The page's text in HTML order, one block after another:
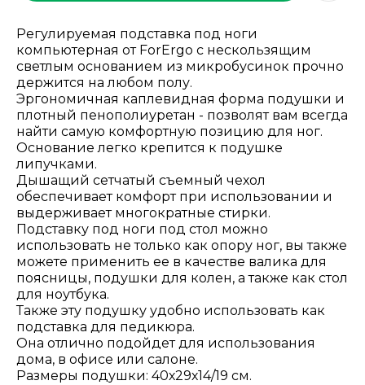
Регулируемая подставка под ноги
компьютерная от ForErgo с нескользящим
светлым основанием из микробусинок прочно
держится на любом полу.
Эргономичная каплевидная форма подушки и
плотный пенополиуретан - позволят вам всегда
найти самую комфортную позицию для ног.
Основание легко крепится к подушке
липучками.
Дышащий сетчатый съемный чехол
обеспечивает комфорт при использовании и
выдерживает многократные стирки.
Подставку под ноги под стол можно
использовать не только как опору ног, вы также
можете применить ее в качестве валика для
поясницы, подушки для колен, а также как стол
для ноутбука.
Также эту подушку удобно использовать как
подставка для педикюра.
Она отлично подойдет для использования
дома, в офисе или салоне.
Размеры подушки: 40х29х14/19 см.